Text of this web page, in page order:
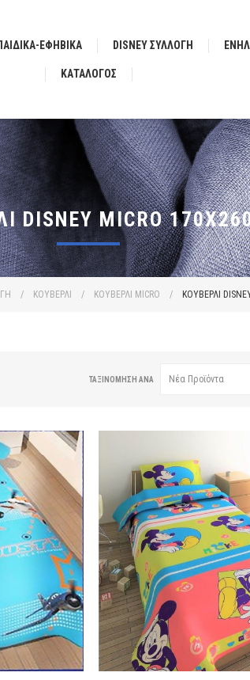
ΕΦΗΒΙΚΑ DISNEY ΣΥΛΛΟΓΗ
ΚΑΤΆΛΟΓΟΣ
/ ΚΟΥΒΕΡΛΙ / ΚΟΥΒΕΡΛΙ MICRO / ΚΟΥΒΕΡΛΙ
DISNEY MICRO
ΤΑΞΙΝΌΜΗΣΗ ΑΝΆ